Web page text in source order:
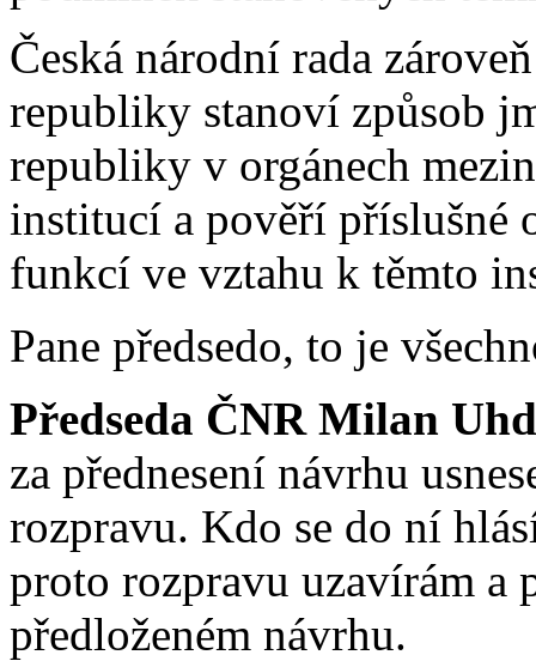
Česká národní rada
republiky stanoví způsob
republiky v orgánech
institucí a pověří příslušné
funkcí ve vztahu k těmto
Pane předsedo, to je
Předseda ČNR Milan
za přednesení návrhu
rozpravu. Kdo se do ní
proto rozpravu uzavírám a
předloženém návrhu.